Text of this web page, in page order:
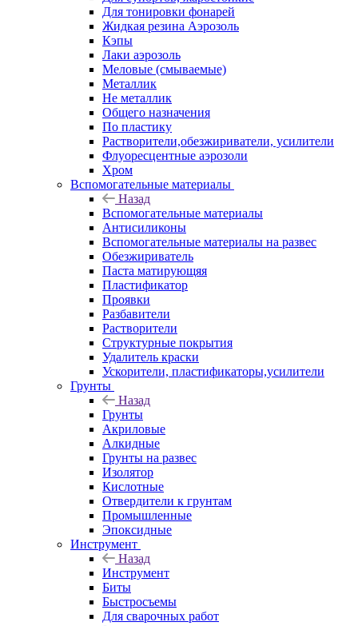
Для тонировки фонарей
Жидкая резина Аэрозоль
Кэпы
Лаки аэрозоль
Меловые (смываемые)
Металлик
Не металлик
Общего назначения
По пластику
Растворители,обезжириватели, усилители
Флуоресцентные аэрозоли
Хром
Вспомогательные материалы
Назад
Вспомогательные материалы
Антисиликоны
Вспомогательные материалы на развес
Обезжириватель
Паста матирующяя
Пластификатор
Проявки
Разбавители
Растворители
Структурные покрытия
Удалитель краски
Ускорители, пластификаторы,усилители
Грунты
Назад
Грунты
Акриловые
Алкидные
Грунты на развес
Изолятор
Кислотные
Отвердители к грунтам
Промышленные
Эпоксидные
Инструмент
Назад
Инструмент
Биты
Быстросъемы
Для сварочных работ